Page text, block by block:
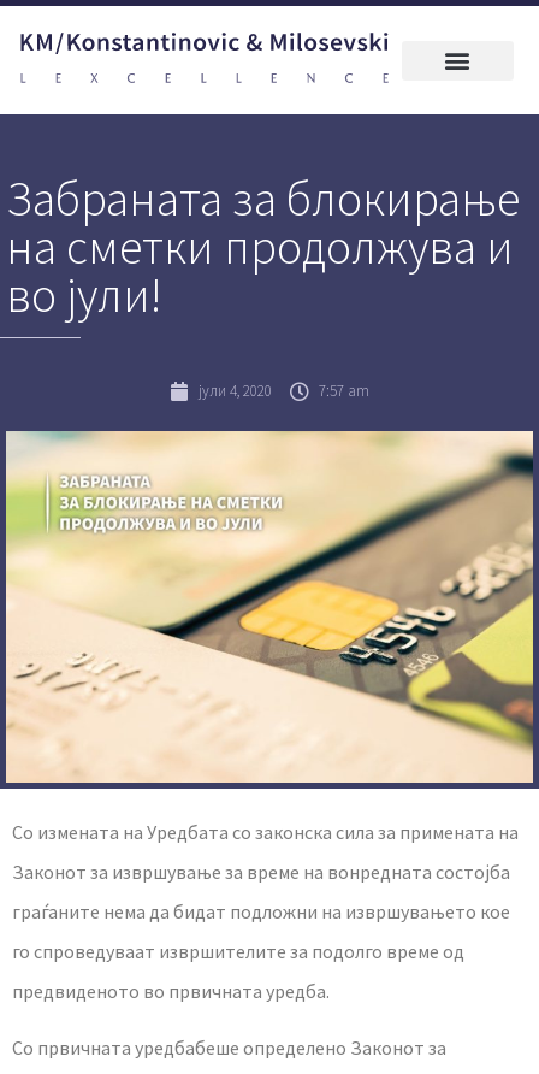
Забраната за блокирање
на сметки продолжува и
во јули!
јули 4, 2020 7:57 am
Со измената на Уредбата со законска сила за примената на
Законот за извршување за време на вонредната состојба
граѓаните нема да бидат подложни на извршувањето кое
го спроведуваат извршителите за подолго време од
предвиденото во првичната уредба.
Со првичната уредбабеше определено Законот за